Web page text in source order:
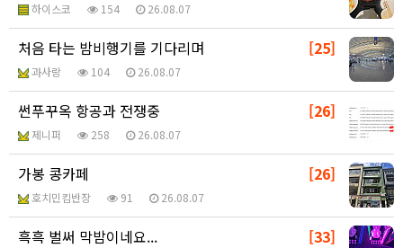
하이스코 154 26.08.07
[25]
처음 타는 밤비행기를 기다리며
과사랑 104 26.08.07
[26]
썬푸꾸옥 항공과 전쟁중
제니퍼 258 26.08.07
[26]
가봉 콩카페
호치민킴반장 91 26.08.07
[33]
흑흑 벌써 막밤이네요...